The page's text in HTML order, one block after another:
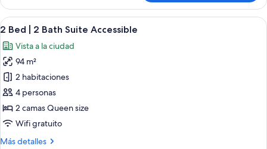
Bedroom
Deluxe
Accessible
Ver
todas
las
fotos
de
2
Bed
Una habitación de hotel moderna
19
2 Bed | 2 Bath Suite Accessible
Vista a la ciudad
94 m²
2 habitaciones
4 personas
2 camas Queen size
Wifi gratuito
Más detalles
Más